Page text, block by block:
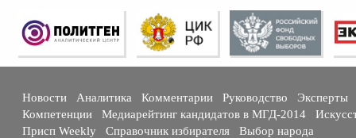
Новости Аналитика Комментарии Руководство
Эксперты
Компетенции
Медиарейтинг кандидатов в МГД-2014
Присп Weekly
Справочник избирателя
Выбор народа